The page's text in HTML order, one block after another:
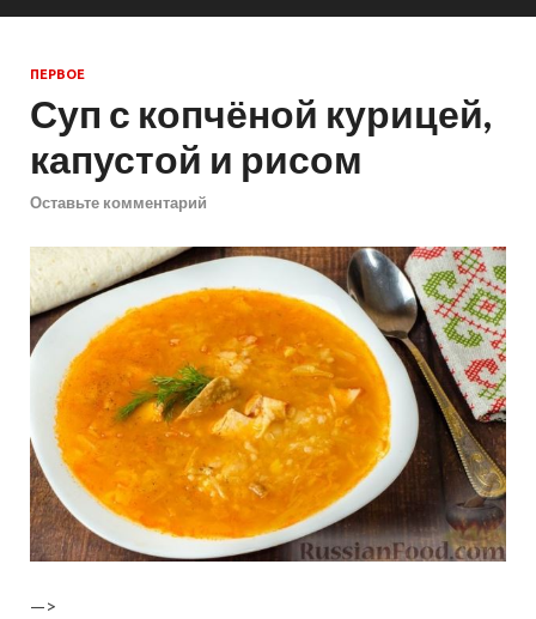
ПЕРВОЕ
Суп с копчёной курицей,
капустой и рисом
Оставьте комментарий
—>